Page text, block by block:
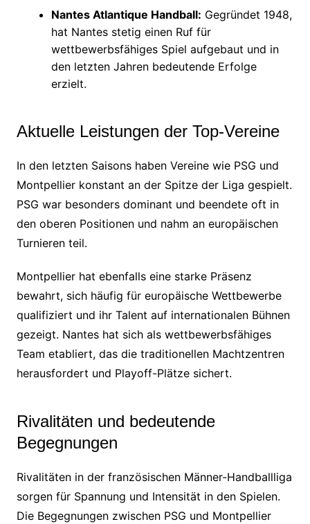
Nantes Atlantique Handball: Gegründet 1948,
hat Nantes stetig einen Ruf für
wettbewerbsfähiges Spiel aufgebaut und in
den letzten Jahren bedeutende Erfolge
erzielt.
Aktuelle Leistungen der Top-Vereine
In den letzten Saisons haben Vereine wie PSG und
Montpellier konstant an der Spitze der Liga gespielt.
PSG war besonders dominant und beendete oft in
den oberen Positionen und nahm an europäischen
Turnieren teil.
Montpellier hat ebenfalls eine starke Präsenz
bewahrt, sich häufig für europäische Wettbewerbe
qualifiziert und ihr Talent auf internationalen Bühnen
gezeigt. Nantes hat sich als wettbewerbsfähiges
Team etabliert, das die traditionellen Machtzentren
herausfordert und Playoff-Plätze sichert.
Rivalitäten und bedeutende
Begegnungen
Rivalitäten in der französischen Männer-Handballliga
sorgen für Spannung und Intensität in den Spielen.
Die Begegnungen zwischen PSG und Montpellier